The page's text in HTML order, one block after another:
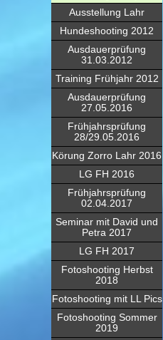
Ausstellung Lahr
Hundeshooting 2012
Ausdauerprüfung
31.03.2012
Training Frühjahr 2012
Ausdauerprüfung
27.05.2016
Frühjahrsprüfung
28/29.05.2016
Körung Zorro Lahr 2016
LG FH 2016
Frühjahrsprüfung
02.04.2017
Seminar mit David und
Petra 2017
LG FH 2017
Fotoshooting Herbst
2018
Fotoshooting mit LL Pics
Fotoshooting Sommer
2019